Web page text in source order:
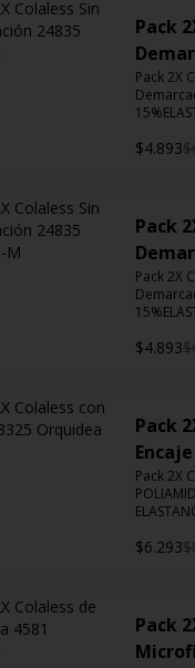
Pack
Pack 2X
$4.893
Pack
Pack 2X
$4.893
Pack
Pack 2X
$6.293
Pack